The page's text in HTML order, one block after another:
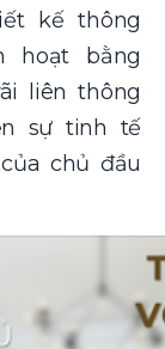
kế thông
hoạt bằng
liên thông
sự tinh tế
chủ đầu